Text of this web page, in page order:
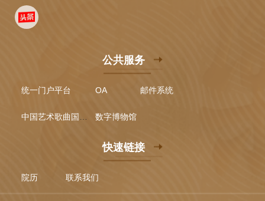
公共服务
统一门户平台 OA 邮件系统
中国艺术歌曲国际声乐比赛 数字博物馆
快速链接
院历 联系我们